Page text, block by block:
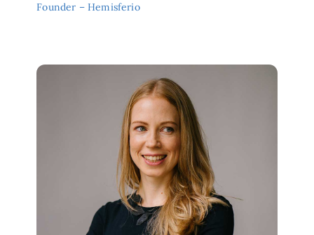
Founder – Hemisferio